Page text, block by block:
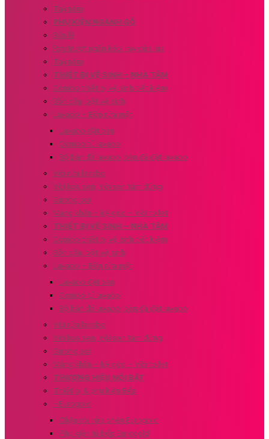
Tay nắm
PHỤ KIỆN NGÀNH GỖ
Bản lề
Ray trượt ngăn kéo, ray cửa lùa
Tay nắm
THIẾT BỊ VỆ SINH – NHÀ TẮM
Combo thiết bị vệ sinh tiết kiệm
Bồn cầu, bệt vệ sinh
Lavabo – Bồn rửa mặt
Lavabo đặt bàn
Combo tủ lavabo
Bộ bàn đá lavabo, bàn đá đặt lavabo
Vòi rửa lavabo
Vòi hoa sen, Vòi sen tắm đứng
Gương soi
Máng khăn – kệ góc – Vòi toilet
THIẾT BỊ VỆ SINH – NHÀ TẮM
Combo thiết bị vệ sinh tiết kiệm
Bồn cầu, bệt vệ sinh
Lavabo – Bồn rửa mặt
Lavabo đặt bàn
Combo tủ lavabo
Bộ bàn đá lavabo, bàn đá đặt lavabo
Vòi rửa lavabo
Vòi hoa sen, Vòi sen tắm đứng
Gương soi
Máng khăn – kệ góc – Vòi toilet
THƯƠNG HIỆU NỔI BẬT
Thiết bị & phụ kiện Bếp
–Eurogold
Chậu vòi rửa chén Eurogold
Phụ kiện tủ bếp Eurogold